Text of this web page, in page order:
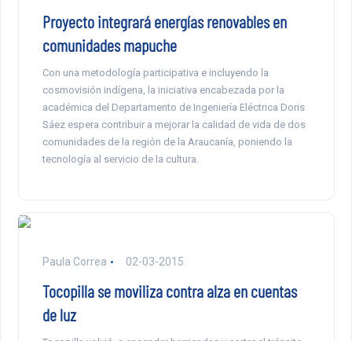
Proyecto integrará energías renovables en
comunidades mapuche
Con una metodología participativa e incluyendo la
cosmovisión indígena, la iniciativa encabezada por la
académica del Departamento de Ingeniería Eléctrica Doris
Sáez espera contribuir a mejorar la calidad de vida de dos
comunidades de la región de la Araucanía, poniendo la
tecnología al servicio de la cultura.
Paula Correa 02-03-2015
Tocopilla se moviliza contra alza en cuentas
de luz